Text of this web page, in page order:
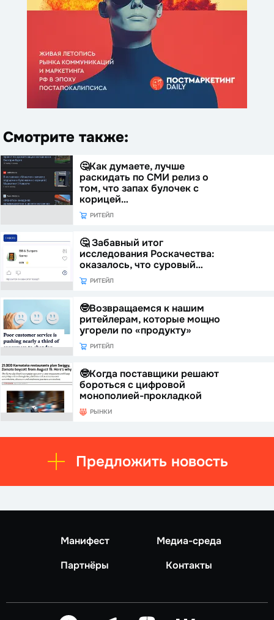
Смотрите также:
🤔Как думаете, лучше
раскидать по СМИ релиз о
том, что запах булочек с
корицей…
РИТЕЙЛ
🤔 Забавный итог
исследования Роскачества:
оказалось, что суровый…
РИТЕЙЛ
🤓Возвращаемся к нашим
ритейлерам, которые мощно
угорели по «продукту»
РИТЕЙЛ
🤓Когда поставщики решают
бороться с цифровой
монополией-прокладкой
РЫНКИ
Предложить новость
Манифест
Медиа-среда
Партнёры
Контакты